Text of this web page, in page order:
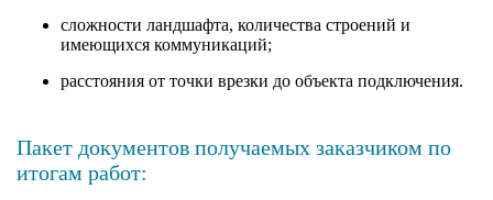
сложности ландшафта, количества строений и
имеющихся коммуникаций;
расстояния от точки врезки до объекта подключения.
Пакет документов получаемых заказчиком по
итогам работ: